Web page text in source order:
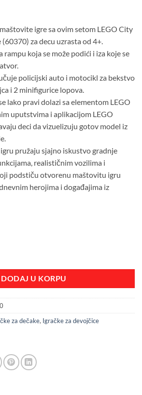
igre sa ovim setom LEGO City
za decu uzrasta od 4+.
rampu koja se može podići i iza koje se
policijski auto i motocikl za bekstvo
i 2 minifigurice lopova.
lako pravi dolazi sa elementom LEGO
uputstvima i aplikacijom LEGO
deci da vizuelizuju gotov model iz
pružaju sjajno iskustvo gradnje
realističnim vozilima i
podstiču otvorenu maštovitu igru
herojima i događajima iz
DODAJ U KORPU
za dečake, Igračke za devojčice